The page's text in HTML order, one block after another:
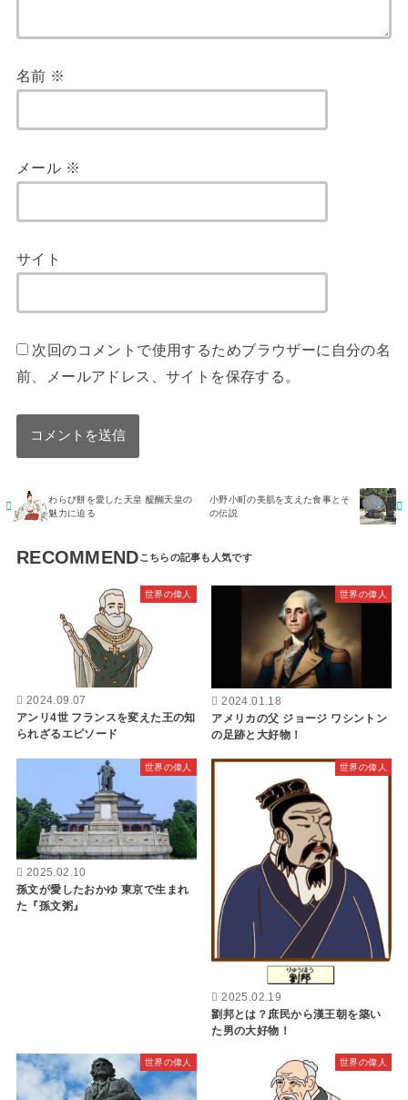
名前 ※
メール ※
サイト
次回のコメントで使用するためブラウザーに自分の名
前、メールアドレス、サイトを保存する。
わらび餅を愛した天皇 醍醐天皇の
魅力に迫る
小野小町の美肌を支えた食事とそ
の伝説
RECOMMEND
世界の偉人
2024.09.07
アンリ4世 フランスを変えた王の知
られざるエピソード
世界の偉人
2024.01.18
アメリカの父 ジョージ ワシントン
の足跡と大好物！
世界の偉人
2025.02.10
孫文が愛したおかゆ 東京で生まれ
た『孫文粥』
世界の偉人
2025.02.19
劉邦とは？庶民から漢王朝を築い
た男の大好物！
世界の偉人 世界の偉人